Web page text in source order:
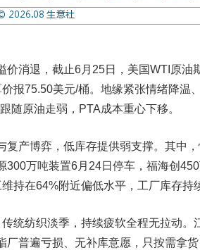
价消退，截止6月25日，美国WTI原
报75.50美元/桶。地缘紧张情绪降温
随原油走弱，PTA成本重心下移。
复产博弈，低库存提供弱支撑。其中
300万吨装置6月24日停车，福海创
持在64%附近偏低水平，工厂库存持
统纺织淡季，持续疲软全程无拉动
厂普遍亏损、无补库意愿，只按需拿